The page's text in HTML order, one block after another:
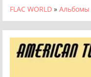
FLAC WORLD » Альбомы